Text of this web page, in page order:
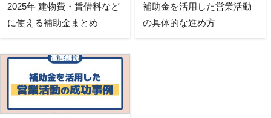
2025年 建物費・賃借料など
に使える補助金まとめ
補助金を活用した営業活動
の具体的な進め方